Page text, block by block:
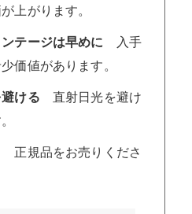
上がります。
テージは早めに 入手
価値があります。
ける 直射日光を避け
正規品をお売りくださ